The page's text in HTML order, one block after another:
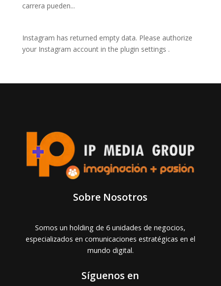
carrera pueden...
Instagram has returned empty data. Please authorize
your Instagram account in the plugin settings .
Sobre Nosotros
Somos un holding de 6 unidades de negocios,
especializados en comunicaciones estratégicas en el
mundo digital.
Síguenos en